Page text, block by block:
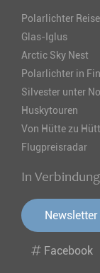
Polarlichter
Glas-Iglus
Arctic Sky Nest
Polarlichter in
Silvester unter
Huskytouren
Von Hütte zu
Flugpreisradar
In
Facebook